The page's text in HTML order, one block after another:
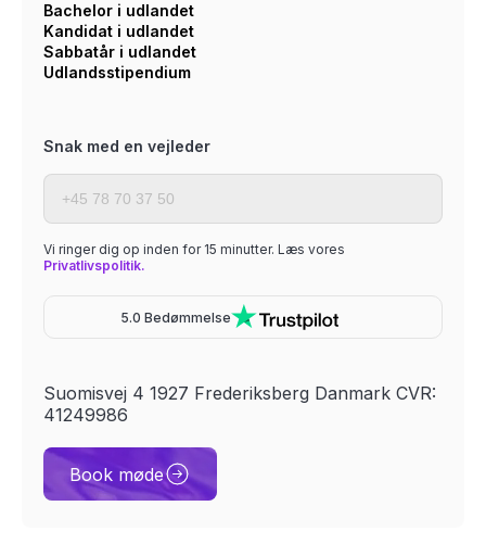
Bachelor i udlandet
Kandidat i udlandet
Sabbatår i udlandet
Udlandsstipendium
Snak med en vejleder
Vi ringer dig op inden for 15 minutter. Læs vores
Privatlivspolitik.
5.0 Bedømmelse
Suomisvej 4 1927 Frederiksberg Danmark CVR:
41249986
Book møde